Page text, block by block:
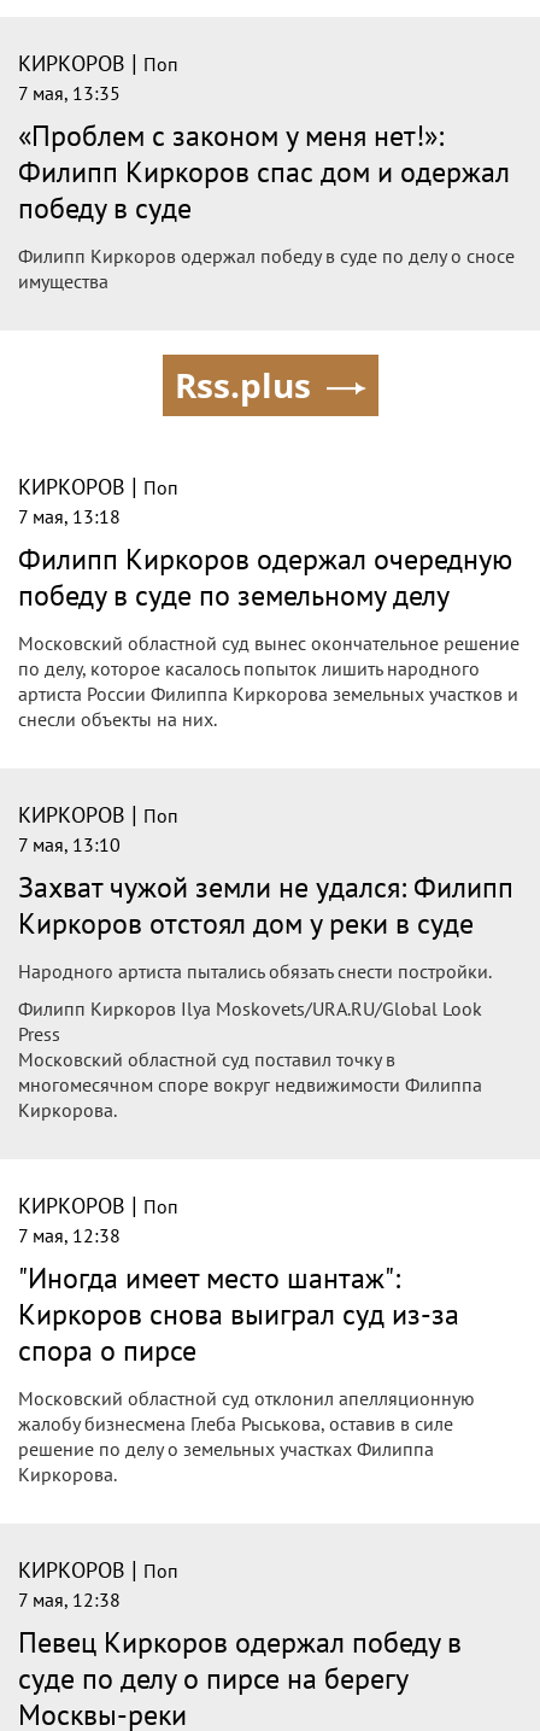
КИРКОРОВ | Поп
7 мая, 13:35
«Проблем с законом у меня нет!»:
Филипп Киркоров спас дом и одержал
победу в суде
Филипп Киркоров одержал победу в суде по делу о сносе
имущества
КИРКОРОВ | Поп
7 мая, 13:18
Филипп Киркоров одержал очередную
победу в суде по земельному делу
Московский областной суд вынес окончательное решение
по делу, которое касалось попыток лишить народного
артиста России Филиппа Киркорова земельных участков и
снесли объекты на них.
КИРКОРОВ | Поп
7 мая, 13:10
Захват чужой земли не удался: Филипп
Киркоров отстоял дом у реки в суде
Народного артиста пытались обязать снести постройки.
Филипп Киркоров Ilya Moskovets/URA.RU/Global Look
Press
Московский областной суд поставил точку в
многомесячном споре вокруг недвижимости Филиппа
Киркорова.
КИРКОРОВ | Поп
7 мая, 12:38
"Иногда имеет место шантаж":
Киркоров снова выиграл суд из-за
спора о пирсе
Московский областной суд отклонил апелляционную
жалобу бизнесмена Глеба Рыськова, оставив в силе
решение по делу о земельных участках Филиппа
Киркорова.
КИРКОРОВ | Поп
7 мая, 12:38
Певец Киркоров одержал победу в
суде по делу о пирсе на берегу
Москвы-реки
Rss.plus